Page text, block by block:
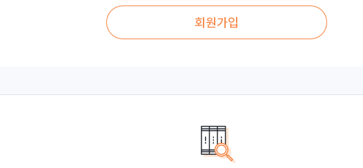
회원가입